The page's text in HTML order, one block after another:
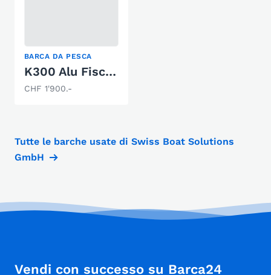
BARCA DA PESCA
K300 Alu Fischerboot
CHF 1'900.-
Tutte le barche usate di Swiss Boat Solutions
GmbH
Vendi con successo su Barca24